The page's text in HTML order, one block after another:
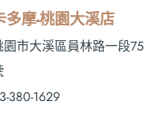
多摩-桃園大溪店
園市大溪區員林路一段75
380-1629